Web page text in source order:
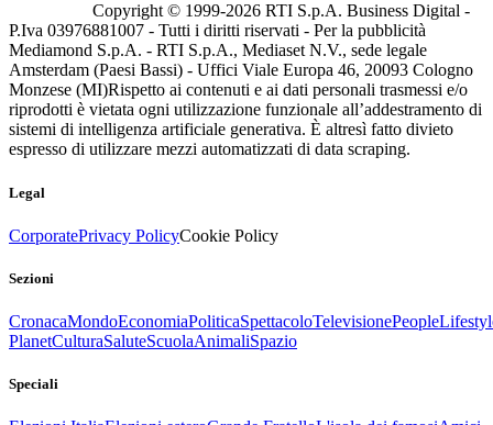
Copyright © 1999-2026 RTI S.p.A. Business Digital -
P.Iva 03976881007 - Tutti i diritti riservati - Per la pubblicità
Mediamond S.p.A. - RTI S.p.A., Mediaset N.V., sede legale
Amsterdam (Paesi Bassi) - Uffici Viale Europa 46, 20093 Cologno
Monzese (MI)Rispetto ai contenuti e ai dati personali trasmessi e/o
riprodotti è vietata ogni utilizzazione funzionale all’addestramento di
sistemi di intelligenza artificiale generativa. È altresì fatto divieto
espresso di utilizzare mezzi automatizzati di data scraping.
Legal
CorporatePrivacy PolicyCookie Policy
Sezioni
CronacaMondoEconomiaPoliticaSpettacoloTelevisionePeople
PlanetCulturaSaluteScuolaAnimaliSpazio
Speciali